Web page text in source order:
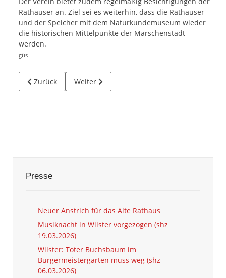
Rathäuser an. Ziel sei es weiterhin, dass die Rathäuser
und der Speicher mit dem Naturkundemuseum wieder
die historischen Mittelpunkte der Marschenstadt
werden.
güs
Vorheriger Beitrag: Naturkundemuseum braucht mehr
Zurück Nächster Beitrag: Frühlingsfest für
Weiter
Presse
Neuer Anstrich für das Alte Rathaus
Musiknacht in Wilster vorgezogen (shz
19.03.2026)
Wilster: Toter Buchsbaum im
Bürgermeistergarten muss weg (shz
06.03.2026)